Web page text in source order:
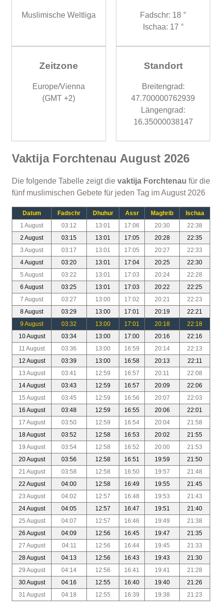
Muslimische Weltliga
Fadschr: 18 °
Ischaa: 17 °
Zeitzone
Europe/Vienna
(GMT +2)
Standort
Breitengrad:
47.700000762939
Längengrad:
16.35000038147
Vaktija Forchtenau August 2026
Die folgende Tabelle zeigt die vaktija Forchtenau für die
fünf muslimischen Gebete für jeden Tag im August 2026
Datum Fadschr Dhuhur Assr Maghrib
Ischaa
1 August
03:12 13:01 17:06 20:30
22:38
2 August
03:15 13:01 17:05 20:28
22:35
3 August
03:17 13:01 17:05 20:27
22:33
4 August
03:20 13:01 17:04 20:25
22:30
5 August
03:22 13:01 17:03 20:24
22:28
6 August
03:25 13:01 17:03 20:22
22:25
7 August
03:27 13:00 17:02 20:21
22:23
8 August
03:29 13:00 17:01 20:19
22:21
9 August
03:32 13:00 17:01 20:18
22:18
10 August
03:34 13:00 17:00 20:16
22:16
11 August
03:36 13:00 16:59 20:14
22:13
12 August
03:39 13:00 16:58 20:13
22:11
13 August
03:41 12:59 16:57 20:11
22:08
14 August
03:43 12:59 16:57 20:09
22:06
15 August
03:45 12:59 16:56 20:07
22:03
16 August
03:48 12:59 16:55 20:06
22:01
17 August
03:50 12:59 16:54 20:04
21:58
18 August
03:52 12:58 16:53 20:02
21:55
19 August
03:54 12:58 16:52 20:00
21:53
20 August
03:56 12:58 16:51 19:59
21:50
21 August
03:58 12:58 16:50 19:57
21:48
22 August
04:00 12:58 16:49 19:55
21:45
23 August
04:02 12:57 16:48 19:53
21:43
24 August
04:05 12:57 16:47 19:51
21:40
25 August
04:07 12:57 16:46 19:49
21:38
26 August
04:09 12:56 16:45 19:47
21:35
27 August
04:11 12:56 16:44 19:45
21:33
28 August
04:13 12:56 16:43 19:43
21:30
29 August
04:14 12:56 16:41 19:41
21:28
30 August
04:16 12:55 16:40 19:40
21:26
31 August
04:18 12:55 16:39 19:38 21:23